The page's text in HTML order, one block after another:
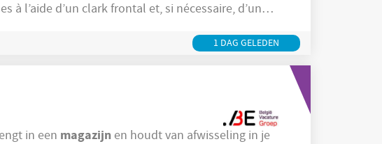
à l’aide d’un clark frontal et, si nécessaire, d’un
1 DAG GELEDEN
in een magazijnen houdt van afwisseling in je